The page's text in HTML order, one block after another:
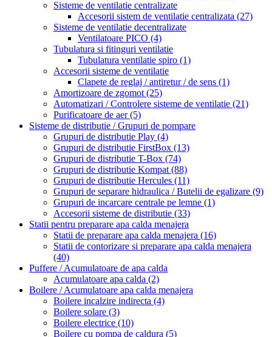
Sisteme de ventilatie centralizate
Accesorii sistem de ventilatie centralizata (27)
Sisteme de ventilatie decentralizate
Ventilatoare PICO (4)
Tubulatura si fitinguri ventilatie
Tubulatura ventilatie spiro (1)
Accesorii sisteme de ventilatie
Clapete de reglaj / antiretur / de sens (1)
Amortizoare de zgomot (25)
Automatizari / Controlere sisteme de ventilatie (21)
Purificatoare de aer(5)
Sisteme de distributie / Grupuri de pompare
Grupuri de distributie Play (4)
Grupuri de distributie FirstBox (13)
Grupuri de distributie T-Box (74)
Grupuri de distributie Kompat (88)
Grupuri de distributie Hercules (11)
Grupuri de separare hidraulica / Butelii de egalizare (9)
Grupuri de incarcare centrale pe lemne (1)
Accesorii sisteme de distributie (33)
Statii pentru preparare apa calda menajera
Statii de preparare apa calda menajera (16)
Statii de contorizare si preparare apa calda menajera
(40)
Puffere / Acumulatoare de apa calda
Acumulatoare apa calda (2)
Boilere / Acumulatoare apa calda menajera
Boilere incalzire indirecta (4)
Boilere solare (3)
Boilere electrice (10)
Boilere cu pompa de caldura (5)